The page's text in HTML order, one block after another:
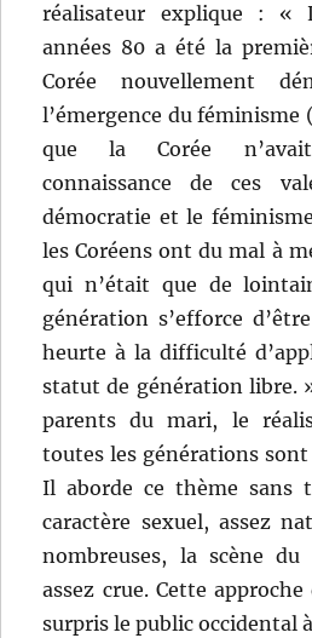
réalisateur explique : «
années 80 a été la
Corée nouvellement
l’émergence du
que la Corée
connaissance de ces
démocratie et le
les Coréens ont du mal à
qui n’était que de
génération s’efforce
heurte à la difficulté
statut de génération libre.
parents du mari, le
toutes les générations sont
Il aborde ce thème sans
caractère sexuel, assez
nombreuses, la scène
assez crue. Cette
surpris le public occidental